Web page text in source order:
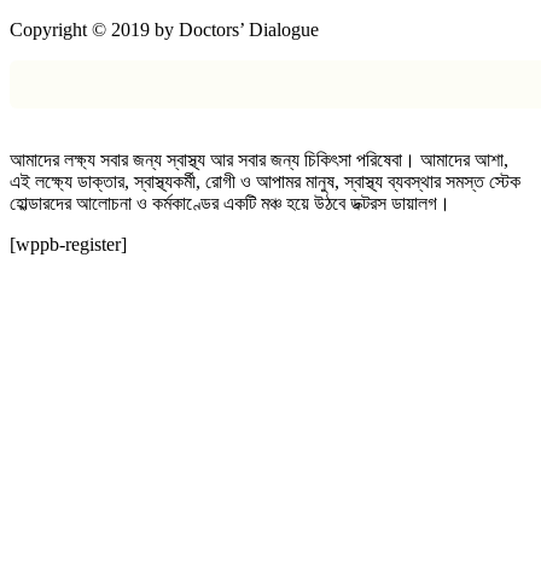
Copyright © 2019 by Doctors’ Dialogue
আমাদের লক্ষ্য সবার জন্য স্বাস্থ্য আর সবার জন্য চিকিৎসা পরিষেবা। আমাদের আশা,
এই লক্ষ্যে ডাক্তার, স্বাস্থ্যকর্মী, রোগী ও আপামর মানুষ, স্বাস্থ্য ব্যবস্থার সমস্ত স্টেক
হোল্ডারদের আলোচনা ও কর্মকাণ্ডের একটি মঞ্চ হয়ে উঠবে ডক্টরস ডায়ালগ।
[wppb-register]